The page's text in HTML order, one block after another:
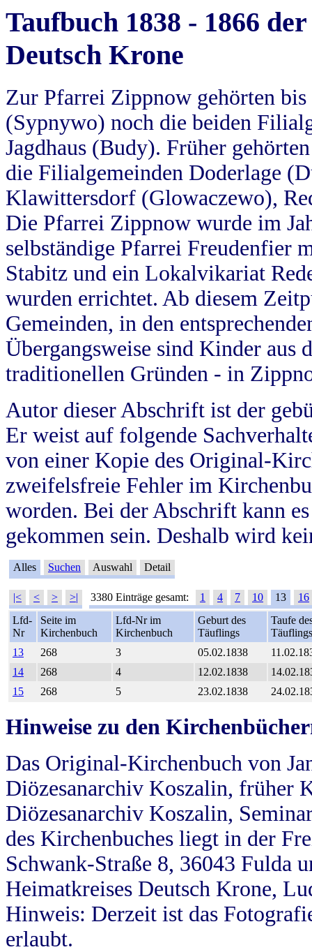
Taufbuch 1838 - 1866
Deutsch Krone
Zur Pfarrei Zippnow gehörten
(Sypnywo) noch die beiden
Jagdhaus (Budy). Früher
die Filialgemeinden Doderlage
Klawittersdorf (Glowaczewo),
Die Pfarrei Zippnow wurde im
selbständige Pfarrei Freudenfier
Stabitz und ein Lokalvikariat
wurden errichtet. Ab diesem
Gemeinden, in den
Übergangsweise sind Kinder aus
traditionellen Gründen - in
Autor dieser Abschrift ist der
Er weist auf folgende
von einer Kopie des Original-
zweifelsfreie Fehler im
worden. Bei der Abschrift kann
gekommen sein. Deshalb wird
Alles Suchen Auswahl Detail
|< < > >| 3380 Einträge gesamt: 1 4 7 10 13
16
Lfd-
Nr
Seite im
Kirchenbuch
Lfd-Nr im
Kirchenbuch
Geburt des
Täuflings
Taufe
Täuflings
13
268 3 05.02.1838
14
268 4 12.02.1838
15
268 5 23.02.1838
Hinweise zu den
Das Original-Kirchenbuch von
Diözesanarchiv Koszalin, früher
Diözesanarchiv Koszalin,
des Kirchenbuches liegt in der
Schwank-Straße 8, 36043 Fulda
Heimatkreises Deutsch Krone,
Hinweis: Derzeit ist das
erlaubt.